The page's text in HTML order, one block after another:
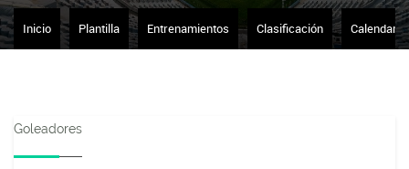
Inicio Plantilla Entrenamientos Clasificación Calendario
Goleadores